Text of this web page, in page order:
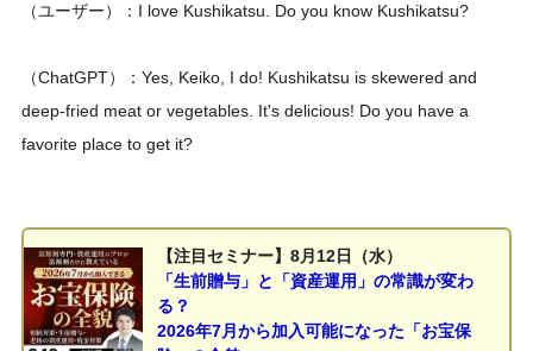
（ユーザー）：I love Kushikatsu. Do you know Kushikatsu?
（ChatGPT）：Yes, Keiko, I do! Kushikatsu is skewered and
deep-fried meat or vegetables. It's delicious! Do you have a
favorite place to get it?
【注目セミナー】8月12日（水）
「生前贈与」と「資産運用」の常識が変わ
る？
2026年7月から加入可能になった「お宝保